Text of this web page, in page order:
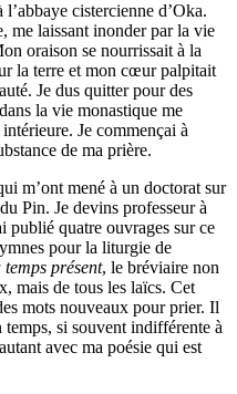
cistercienne d’Oka.
me laissant inonder par la vie
oraison se nourrissait à la
la terre et mon cœur palpitait
Je dus quitter pour des
la vie monastique me
Je commençai à
de ma prière.
m’ont mené à un doctorat sur
Pin. Je devins professeur à
publié quatre ouvrages sur ce
pour la liturgie de
présent, le bréviaire non
mais de tous les laïcs. Cet
mots nouveaux pour prier. Il
si souvent indifférente à
avec ma poésie qui est